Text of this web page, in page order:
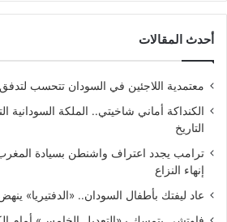
أحدث المقالات
معتمدية اللاجئين في السودان تتحسب
الكنداكة أماني شاخيتي.. الملكة السودانية
التاريخ
ترامب يجدد اعتراف واشنطن بسيادة
إنهاء النزاع
عاد ليفتك بأطفال السودان.. «الدفتيريا» ينهض